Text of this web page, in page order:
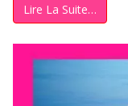
Lire La Suite…